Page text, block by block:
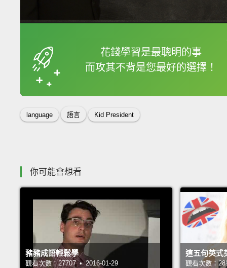
花錢學習是最聰明的事
而攻其不背是您最好的選擇！
框選或點兩下字幕可
language 語言 Kid President
你可能會想看
豬豬成語輕鬆學
觀看次數：27707 • 2016-01-29
這五句英式
觀看次數：